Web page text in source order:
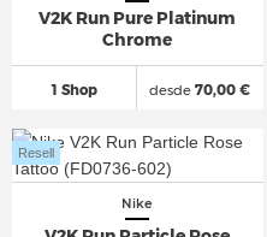
V2K Run Pure Platinum
Chrome
1 Shop desde 70,00 €
Nike
Resell